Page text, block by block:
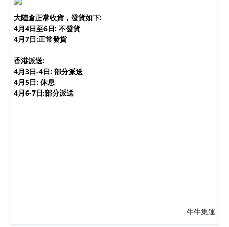
復活和清明節假期安排
大陸倉正常收貨，發貨如下:
4月4日至6日: 不發貨
4月7日:正常發貨
香港派送:
4月3日-4日: 部分派送
4月5日: 休息
4月6-7日:部分派送
牛牛集運